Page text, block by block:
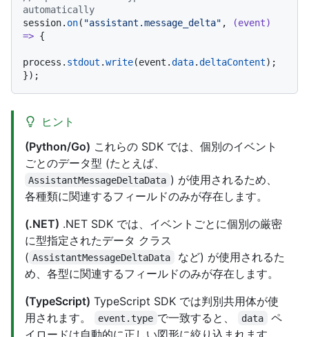
automatically
session. on( "assistant.message_delta" , (event)
=> {
process. stdout .write(event.data.deltaContent);
ヒント
(Python/Go) これらの SDK では、個別のイベント
ごとのデータ型 (たとえば、
AssistantMessageDeltaData ) が使用されるため、
各種類に関連するフィールドのみが存在します。
(.NET) .NET SDK では、イベントごとに個別の厳密
に型指定されたデータ クラス
( AssistantMessageDeltaData
など) が使用されるた
め、各型に関連するフィールドのみが存在します。
(TypeScript) TypeScript SDK では判別共用体が使
用されます。
event.type で一致すると、 data
ペ
イロードは自動的に正しい図形に絞り込まれます。